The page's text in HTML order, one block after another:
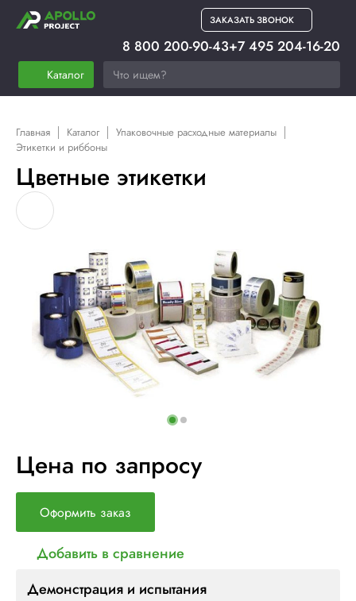
ЗАКАЗАТЬ ЗВОНОК
Каталог
8 800 200-90-43+7 495 204-16-20
Главная Каталог
Упаковочные расходные материалы
Этикетки и риббоны
Цветные этикетки
Цена по запросу
Оформить заказ
Добавить в сравнение
Демонстрация и испытания